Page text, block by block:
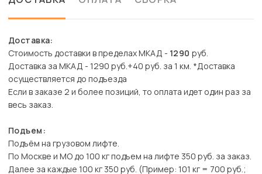
Доставка:
Стоимость доставки в пределах МКАД - 1290 руб.
Доставка за МКАД - 1290 руб.+40 руб. за 1 км. *Доставка
осуществляется до подъезда
Если в заказе 2 и более позиций, то оплата идет один раз за
весь заказ.
Подъем:
Подъём на грузовом лифте.
По Москве и МО до 100 кг подъем на лифте 350 руб. за заказ.
Далее за каждые 100 кг 350 руб. (Пример: 101 кг = 700 руб.;